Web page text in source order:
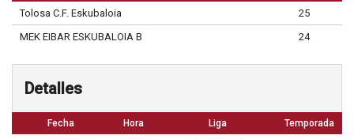
Tolosa C.F. Eskubaloia
25
MEK EIBAR ESKUBALOIA B
24
Detalles
Fecha Hora Liga Temporada